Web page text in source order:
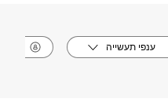
ענפי תעשייה